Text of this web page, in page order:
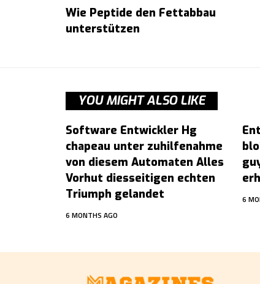
Wie Peptide den Fettabbau
unterstützen
YOU MIGHT ALSO LIKE
Software Entwickler Hg
chapeau unter zuhilfenahme
von diesem Automaten Alles
Vorhut diesseitigen echten
Triumph gelandet
6 MONTHS AGO
6